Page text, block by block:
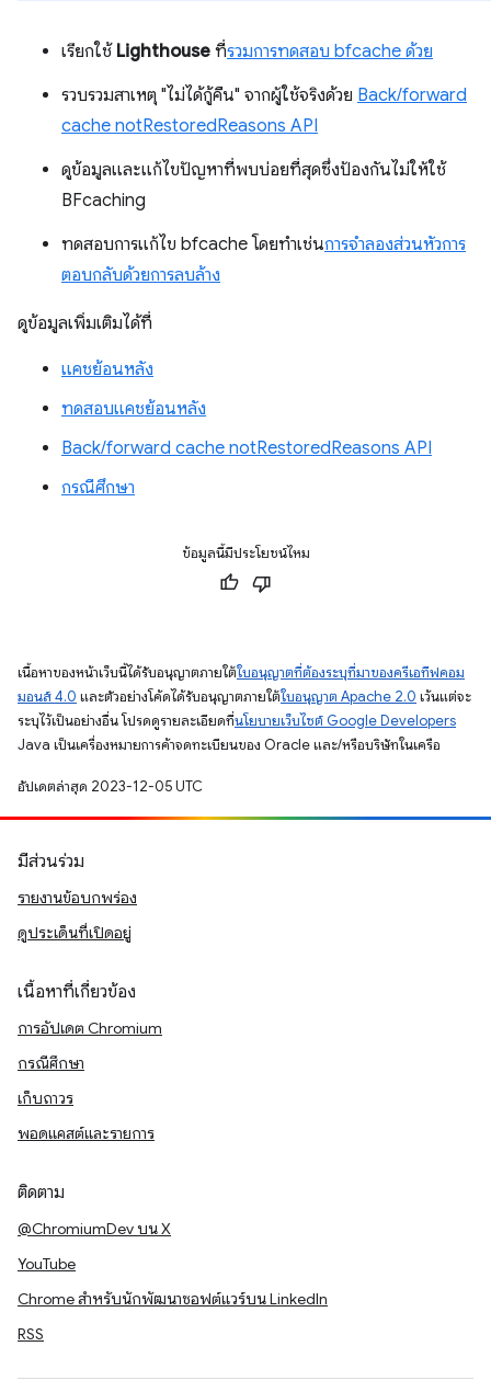
เรียกใช้ Lighthouse ที่รวมการทดสอบ bfcache ด้วย
รวบรวมสาเหตุ "ไม่ได้กู้คืน" จากผู้ใช้จริงด้วย Back/forward
cache notRestoredReasons API
ดูข้อมูลและแก้ไขปัญหาที่พบบ่อยที่สุดซึ่งป้องกันไม่ให้ใช้
BFcaching
ทดสอบการแก้ไข bfcache โดยทำเช่นการจำลองส่วนหัวการ
ตอบกลับด้วยการลบล้าง
ดูข้อมูลเพิ่มเติมได้ที่
แคชย้อนหลัง
ทดสอบแคชย้อนหลัง
Back/forward cache notRestoredReasons API
กรณีศึกษา
ข้อมูลนี้มีประโยชน์ไหม
เนื้อหาของหน้าเว็บนี้ได้รับอนุญาตภายใต้ใบอนุญาตที่ต้องระบุที่มาของครีเอทีฟคอม
มอนส์ 4.0 และตัวอย่างโค้ดได้รับอนุญาตภายใต้ใบอนุญาต Apache 2.0 เว้นแต่จะ
ระบุไว้เป็นอย่างอื่น โปรดดูรายละเอียดที่นโยบายเว็บไซต์ Google Developers
Java เป็นเครื่องหมายการค้าจดทะเบียนของ Oracle และ/หรือบริษัทในเครือ
อัปเดตล่าสุด 2023-12-05 UTC
มีส่วนร่วม
รายงานข้อบกพร่อง
ดูประเด็นที่เปิดอยู่
เนื้อหาที่เกี่ยวข้อง
การอัปเดต Chromium
กรณีศึกษา
เก็บถาวร
พอดแคสต์และรายการ
ติดตาม
@ChromiumDev บน X
YouTube
Chrome สำหรับนักพัฒนาซอฟต์แวร์บน LinkedIn
RSS